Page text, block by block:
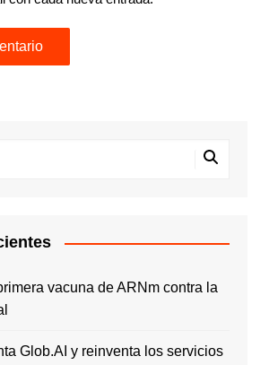
vacuna de ARNm contra la
Glob.AI y reinventa los servicios